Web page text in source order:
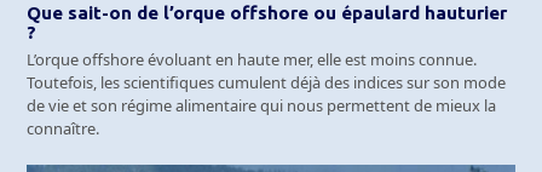
Que sait-on de l’orque offshore ou épaulard hauturier
?
L’orque offshore évoluant en haute mer, elle est moins connue.
Toutefois, les scientifiques cumulent déjà des indices sur son mode
de vie et son régime alimentaire qui nous permettent de mieux la
connaître.